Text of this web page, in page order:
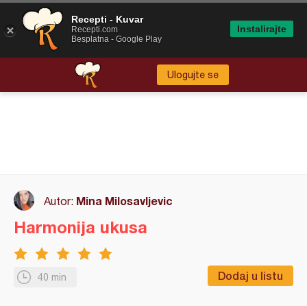
Ulogujte se
Autor: Mina Milosavljevic
40 min Dodaj u listu
Harmonija ukusa
Recepti - Kuvar
Recepti.com
Besplatna - Google Play
Instalirajte